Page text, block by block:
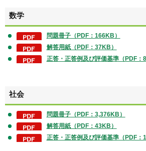
数学
問題冊子（PDF：166KB）
解答用紙（PDF：37KB）
正答・正答例及び評価基準（PDF：
社会
問題冊子（PDF：3,376KB）
解答用紙（PDF：43KB）
正答・正答例及び評価基準（PDF：